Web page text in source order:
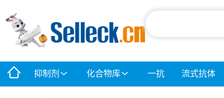
抑制剂 化合物库 一抗 流式抗体